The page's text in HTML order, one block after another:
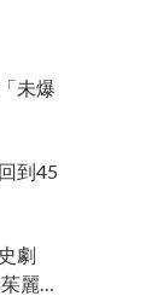
未爆
到45
劇
麗